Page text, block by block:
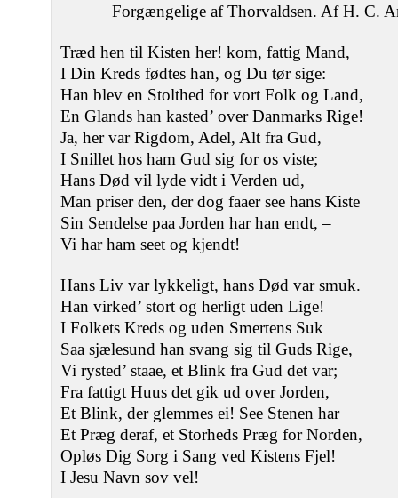
Forgængelige af Thorvaldsen. Af H. C.
Træd hen til Kisten her! kom, fattig Mand,
I Din Kreds fødtes han, og Du tør sige:
Han blev en Stolthed for vort Folk og Land,
En Glands han kasted’ over Danmarks Rige!
Ja, her var Rigdom, Adel, Alt fra Gud,
I Snillet hos ham Gud sig for os viste;
Hans Død vil lyde vidt i Verden ud,
Man priser den, der dog faaer see hans Kiste
Sin Sendelse paa Jorden har han endt, –
Vi har ham seet og kjendt!
Hans Liv var lykkeligt, hans Død var smuk.
Han virked’ stort og herligt uden Lige!
I Folkets Kreds og uden Smertens Suk
Saa sjælesund han svang sig til Guds Rige,
Vi rysted’ staae, et Blink fra Gud det var;
Fra fattigt Huus det gik ud over Jorden,
Et Blink, der glemmes ei! See Stenen har
Et Præg deraf, et Storheds Præg for Norden,
Opløs Dig Sorg i Sang ved Kistens Fjel!
I Jesu Navn sov vel!